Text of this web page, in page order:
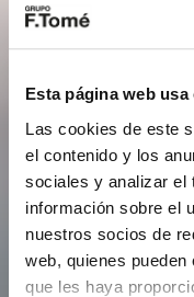
Esta página web usa
Las cookies de este
el contenido y los
sociales y analizar el
información sobre el
nuestros socios de
web, quienes
que les haya